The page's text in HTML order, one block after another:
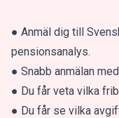
● Anmäl dig till
pensionsanalys.
● Snabb anmälan
● Du får veta vilka
● Du får se vilka